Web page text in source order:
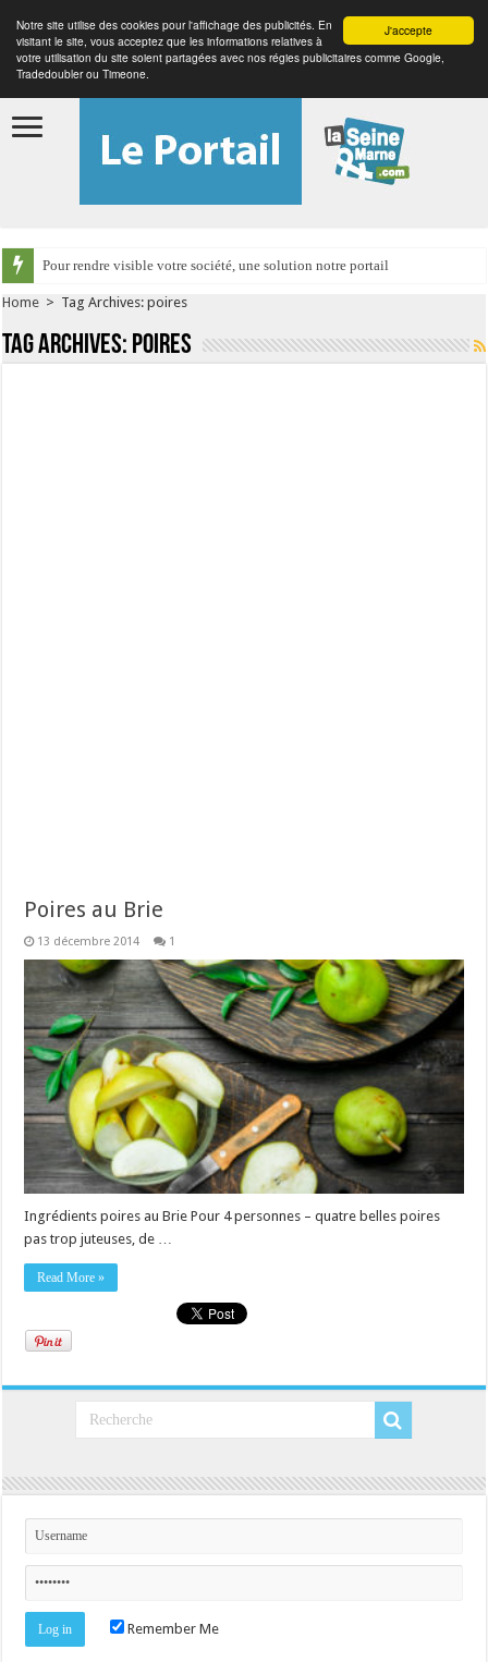
J'accepte
Notre site utilise des cookies pour l'affichage des publicités. En
visitant le site, vous acceptez que les informations relatives à
votre utilisation du site soient partagées avec nos régies publicitaires comme Google,
Tradedoubler ou Timeone.
Pour rendre visible votre société, une solution notre portail
Home > Tag Archives: poires
Tag Archives: poires
Poires au Brie
13 décembre 2014 1
Ingrédients poires au Brie Pour 4 personnes – quatre belles poires
pas trop juteuses, de …
Read More »
Remember Me